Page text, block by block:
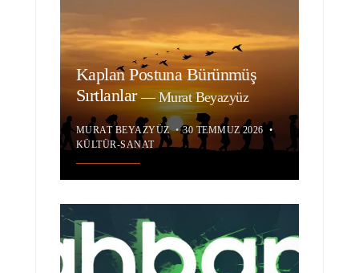
Kaplan Postuna Bürünmüş
Sırtlanlar—Murat Beyazyüz
MURAT BEYAZYÜZ • 30 TEMMUZ 2026 •
KÜLTÜR-SANAT